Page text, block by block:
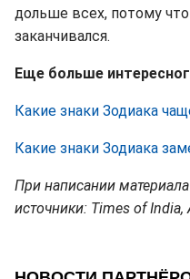
дольше всех, потому
заканчивался.
Еще больше
Какие знаки Зодиака
Какие знаки Зодиака
При написании
источники: Times of India,